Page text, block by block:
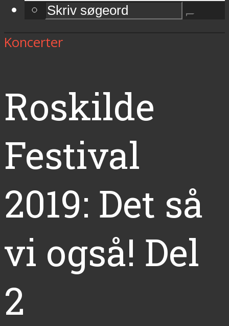
Koncerter
Roskilde
Festival
2019: Det så
vi også! Del
2